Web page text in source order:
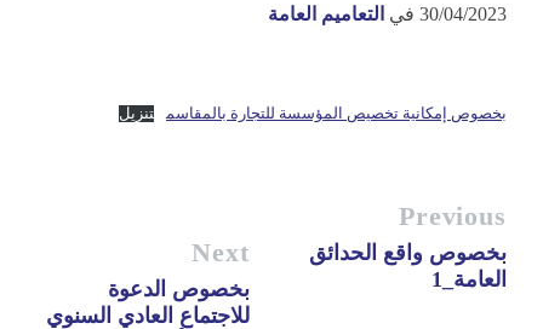
30/04/2023 في التعاميم العامة
بخصوص إمكانية تخصيص المؤسسة للتجارة بالمقاسم تنزيل
Previous
بخصوص واقع الحدائق
العامة_1
Next
بخصوص الدعوة
للاجتماع العادي السنوي